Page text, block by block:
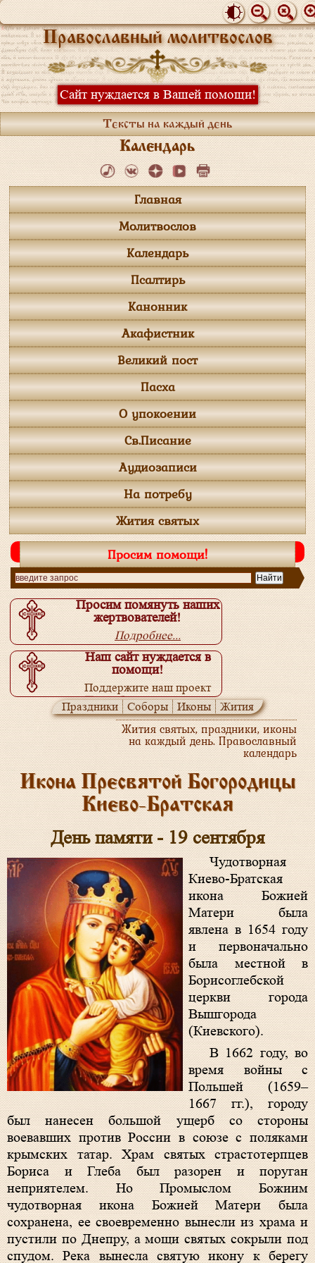
Православный молитвослов
Сайт нуждается в Вашей помощи!
Тексты на каждый день
Календарь
Главная
Молитвослов
Календарь
Псалтирь
Канонник
Акафистник
Великий пост
Пасха
О упокоении
Св.Писание
Аудиозаписи
На потребу
Жития святых
Просим помощи!
Просим помянуть наших
жертвователей!
Подробнее...
Наш сайт нуждается в
помощи!
Поддержите наш проект
Подробнее...
Праздники Соборы Иконы Жития
Жития святых, праздники, иконы
на каждый день. Православный
календарь
Икона Пресвятой Богородицы
Киево-Братская
День памяти - 19 сентября
Чудотворная
Киево-Братская
икона Божией
Матери была
явлена в 1654 году
и первоначально
была местной в
Борисоглебской
церкви города
Вышгорода
(Киевского).
В 1662 году, во
время войны с
Польшей (1659–
1667 гг.), городу
был нанесен большой ущерб со стороны
воевавших против России в союзе с поляками
крымских татар. Храм святых страстотерпцев
Бориса и Глеба был разорен и поруган
неприятелем. Но Промыслом Божиим
чудотворная икона Божией Матери была
сохранена, ее своевременно вынесли из храма и
пустили по Днепру, а мощи святых сокрыли под
спудом. Река вынесла святую икону к берегу